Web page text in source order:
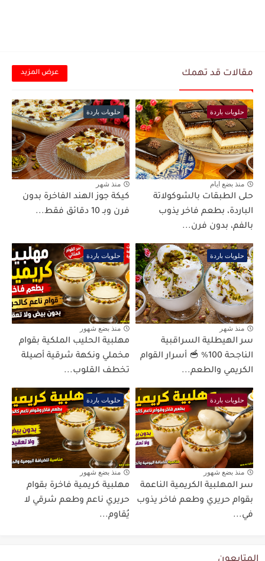
مقالات قد تهمك عرض المزيد
حلويات باردة
منذ بضع ايام
حلى الطبقات بالشوكولاتة
الباردة، بطعم فاخر يذوب
بالفم، بدون فرن...
حلويات باردة
منذ شهر
كيكة جوز الهند الفاخرة بدون
فرن وبـ 10 دقائق فقط...
حلويات باردة
منذ شهر
سر الهيطلية السراقبية
الناجحة 100% 🥣 أسرار القوام
الكريمي والطعم...
حلويات باردة
منذ بضع شهور
مهلبية الحليب الملكية بقوام
مخملي ونكهة شرقية أصيلة
تخطف القلوب...
حلويات باردة
منذ بضع شهور
سر المهلبية الكريمية الناعمة
بقوام حريري وطعم فاخر يذوب
في...
حلويات باردة
منذ بضع شهور
مهلبية كريمية فاخرة بقوام
حريري ناعم وطعم شرقي لا
يُقاوم...